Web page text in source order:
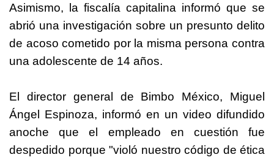
Asimismo, la fiscalía capitalina informó que se
abrió una investigación sobre un presunto delito
de acoso cometido por la misma persona contra
una adolescente de 14 años.
El director general de Bimbo México, Miguel
Ángel Espinoza, informó en un video difundido
anoche que el empleado en cuestión fue
despedido porque "violó nuestro código de ética